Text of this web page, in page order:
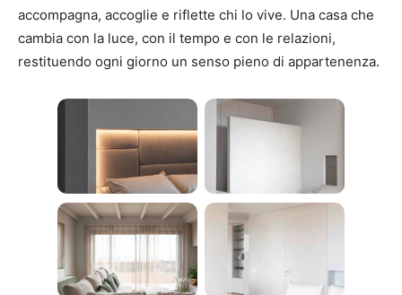
accompagna, accoglie e riflette chi lo vive. Una casa che
cambia con la luce, con il tempo e con le relazioni,
restituendo ogni giorno un senso pieno di appartenenza.